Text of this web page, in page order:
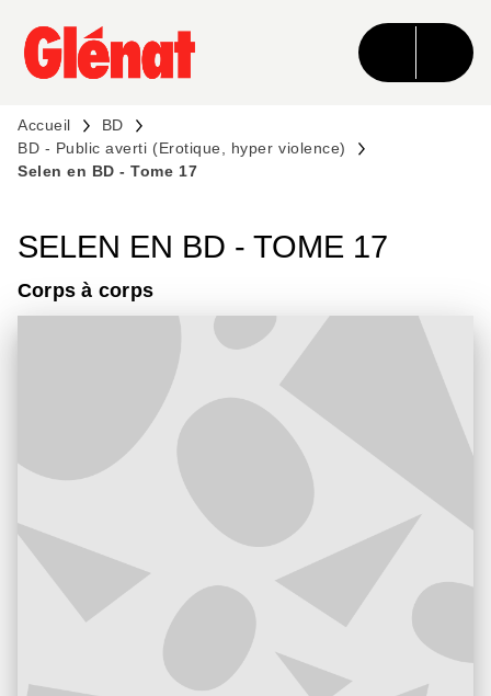
MENU RECHERCHE CONTENU
PIED DE PAGE
Accueil
BD
BD - Public averti (Erotique, hyper violence)
Selen en BD - Tome 17
SELEN EN BD - TOME 17
Corps à corps